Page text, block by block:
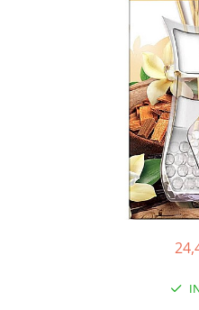
Solutie de intretinere textile
Solutii de scos pete
Produse Dezinfectante-